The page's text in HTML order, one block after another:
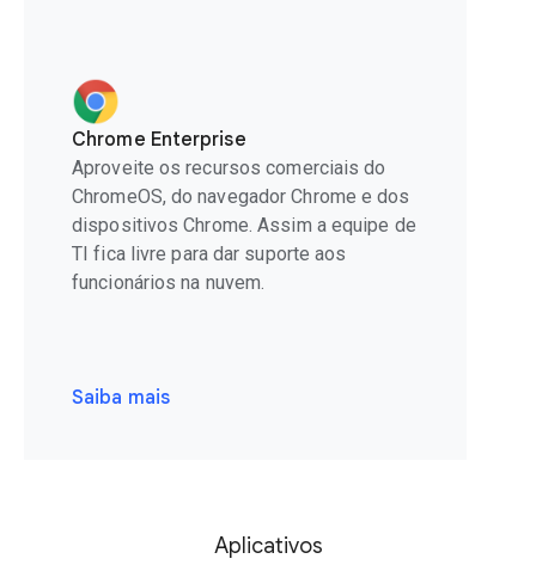
Chrome Enterprise
Aproveite os recursos comerciais do
ChromeOS, do navegador Chrome e dos
dispositivos Chrome. Assim a equipe de
TI fica livre para dar suporte aos
funcionários na nuvem.
Saiba mais
Aplicativos